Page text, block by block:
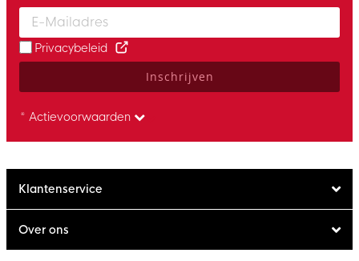
Enter your email and accept the privacy policy to subscribe to
Privacybeleid
Inschrijven
* Actievoorwaarden
Klantenservice
Over ons